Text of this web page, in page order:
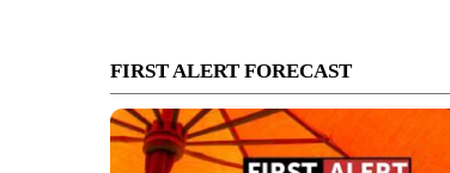
FIRST ALERT FORECAST